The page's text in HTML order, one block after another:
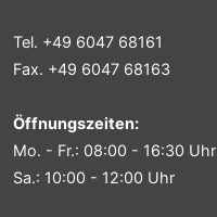
Tel. +49 6047 68161
Fax. +49 6047 68163
Öffnungszeiten:
Mo. - Fr.: 08:00 - 16:30 Uhr
Sa.: 10:00 - 12:00 Uhr